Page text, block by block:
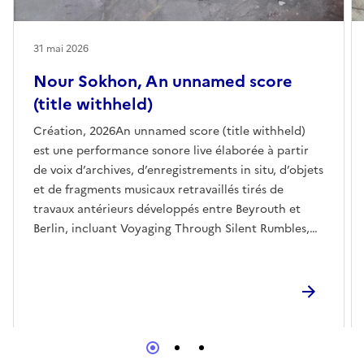
Nour Sokhon, An unnamed score
(title withheld)
Création, 2026An unnamed score (title withheld)
est une performance sonore live élaborée à partir
de voix d’archives, d’enregistrements in situ, d’objets
et de fragments musicaux retravaillés tirés de
travaux antérieurs développés entre Beyrouth et
Berlin, incluant Voyaging Through Silent Rumbles,
écoute comment la mémoire collective se dépose
échoue. Faisant écho à l’écriture d’Etel Adnan sur
31 mai 2026